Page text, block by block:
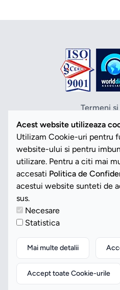
Termeni
Politica de
Politica
SOL
SAL
Copyright ©2026 Romdidac
Acest website utilizeaza
Utilizam Cookie-uri pentru
website-ului si pentru
utilizare. Pentru a citi mai
accesati Politica de
acestui website sunteti de
sus.
Necesare
Statistica
Mai multe detalii
Accept toate Cookie-urile